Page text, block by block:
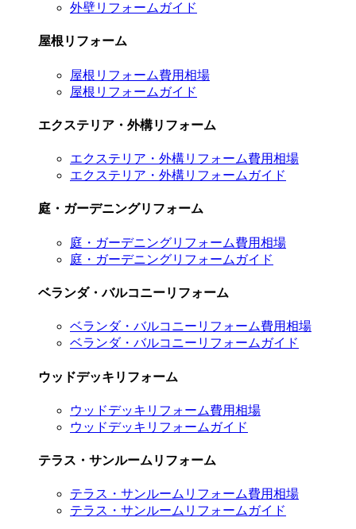
外壁リフォームガイド
屋根リフォーム
屋根リフォーム費用相場
屋根リフォームガイド
エクステリア・外構リフォーム
エクステリア・外構リフォーム費用相場
エクステリア・外構リフォームガイド
庭・ガーデニングリフォーム
庭・ガーデニングリフォーム費用相場
庭・ガーデニングリフォームガイド
ベランダ・バルコニーリフォーム
ベランダ・バルコニーリフォーム費用相場
ベランダ・バルコニーリフォームガイド
ウッドデッキリフォーム
ウッドデッキリフォーム費用相場
ウッドデッキリフォームガイド
テラス・サンルームリフォーム
テラス・サンルームリフォーム費用相場
テラス・サンルームリフォームガイド